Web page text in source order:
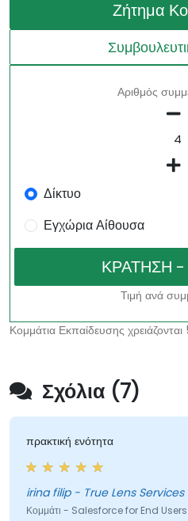
Ζήτημα
Αριθμός
Δίκτυο
Εγχώρια Αίθουσα
Τιμή ανά
Κομμάτια Εκπαίδευσης
Σχόλια (7)
πρακτική ενότητα
irina filip - True Lens Services
Κομμάτι - Salesforce for End Users